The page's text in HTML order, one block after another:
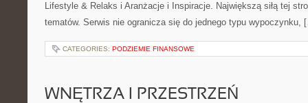
Lifestyle & Relaks i Aranżacje i Inspiracje. Największą siłą tej
tematów. Serwis nie ogranicza się do jednego typu wypoczynku,
CATEGORIES: PODZIEMIE FINANSOWE
WNĘTRZA I PRZESTRZEŃ